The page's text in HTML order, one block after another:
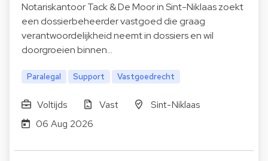
Notariskantoor Tack & De Moor in Sint-Niklaas zoekt
een dossierbeheerder vastgoed die graag
verantwoordelijkheid neemt in dossiers en wil
doorgroeien binnen…
Paralegal Support Vastgoedrecht
Voltijds Vast
Sint-Niklaas
06 Aug 2026